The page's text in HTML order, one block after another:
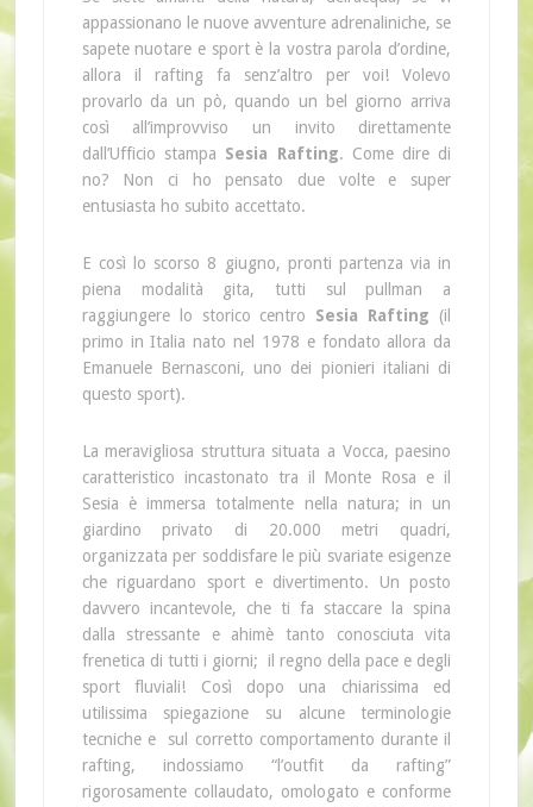
appassionano le nuove avventure adrenaliniche, se
sapete nuotare e sport è la vostra parola d’ordine,
allora il rafting fa senz’altro per voi! Volevo
provarlo da un pò, quando un bel giorno arriva
così all’improvviso un invito direttamente
dall’Ufficio stampa Sesia Rafting. Come dire di
no? Non ci ho pensato due volte e super
entusiasta ho subito accettato.
E così lo scorso 8 giugno, pronti partenza via in
piena modalità gita, tutti sul pullman a
raggiungere lo storico centro Sesia Rafting (il
primo in Italia nato nel 1978 e fondato allora da
Emanuele Bernasconi, uno dei pionieri italiani di
questo sport).
La meravigliosa struttura situata a Vocca, paesino
caratteristico incastonato tra il Monte Rosa e il
Sesia è immersa totalmente nella natura; in un
giardino privato di 20.000 metri quadri,
organizzata per soddisfare le più svariate esigenze
che riguardano sport e divertimento. Un posto
davvero incantevole, che ti fa staccare la spina
dalla stressante e ahimè tanto conosciuta vita
frenetica di tutti i giorni; il regno della pace e degli
sport fluviali! Così dopo una chiarissima ed
utilissima spiegazione su alcune terminologie
tecniche e sul corretto comportamento durante il
rafting, indossiamo “l’outfit da rafting”
rigorosamente collaudato, omologato e conforme